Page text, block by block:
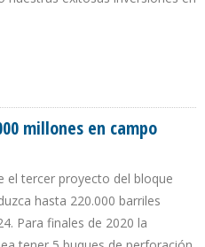
millones en campo
el tercer proyecto del bloque
hasta 220.000 barriles
Para finales de 2020 la